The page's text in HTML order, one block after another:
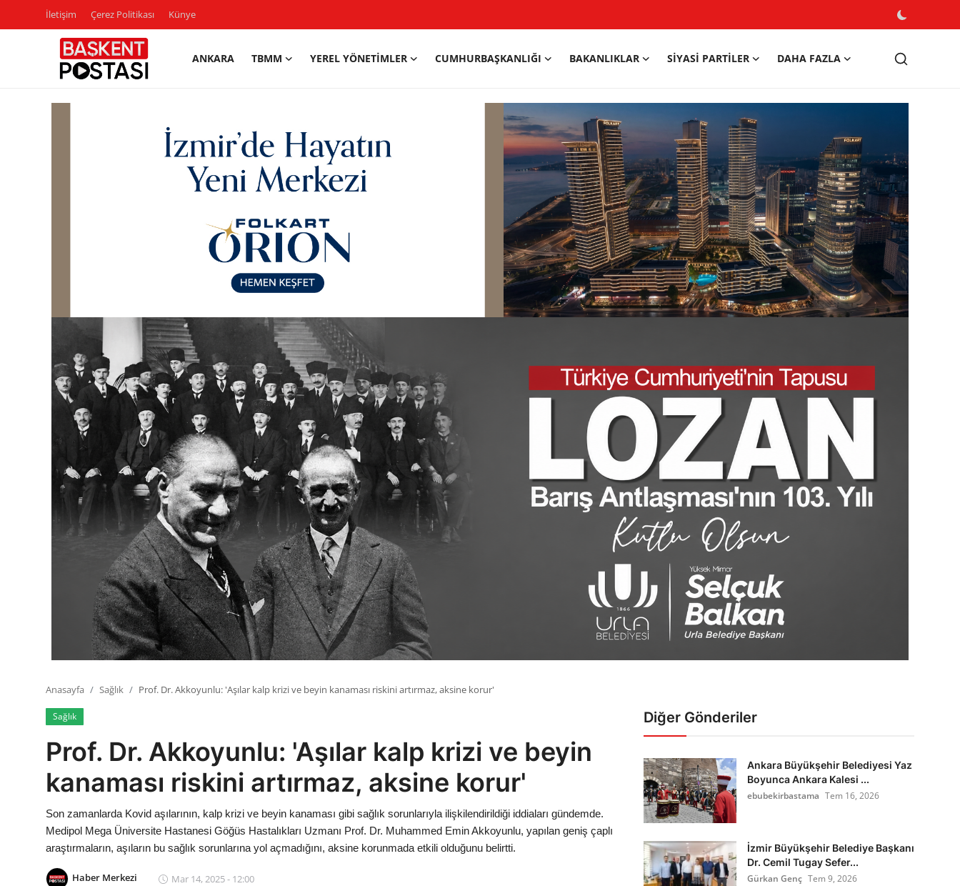
İletişim Çerez Politikası Künye
ANKARA TBMM YEREL YÖNETIMLER CUMHURBAŞKANLIĞI BAKANLIKLAR SIYASI PARTILER DAHA FAZLA
Bakanlıklar
Siyasi Partiler
Mülki İdare
Toplum ve Yaşam
Sivil Toplum Kuruluşları
Kamu Kurumları ve Üst Kurullar
Anasayfa Sağlık Prof. Dr. Akkoyunlu: 'Aşılar kalp krizi ve beyin kanaması riskini artırmaz, aksine korur'
Sağlık
Prof. Dr. Akkoyunlu: 'Aşılar kalp krizi ve beyin
kanaması riskini artırmaz, aksine korur'
Son zamanlarda Kovid aşılarının, kalp krizi ve beyin kanaması gibi sağlık sorunlarıyla ilişkilendirildiği iddiaları gündemde.
Medipol Mega Üniversite Hastanesi Göğüs Hastalıkları Uzmanı Prof. Dr. Muhammed Emin Akkoyunlu, yapılan geniş çaplı
araştırmaların, aşıların bu sağlık sorunlarına yol açmadığını, aksine korunmada etkili olduğunu belirtti.
Haber Merkezi Mar 14, 2025 - 12:00
Diğer Gönderiler
Ankara Büyükşehir Belediyesi Yaz
Boyunca Ankara Kalesi ...
ebubekirbastama Tem 16, 2026
İzmir Büyükşehir Belediye Başkanı
Dr. Cemil Tugay Sefer...
Gürkan Genç Tem 9, 2026